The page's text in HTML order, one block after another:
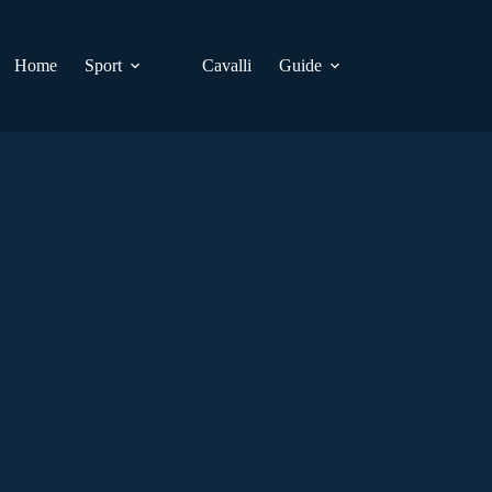
Home
Sport Cavalli Guide